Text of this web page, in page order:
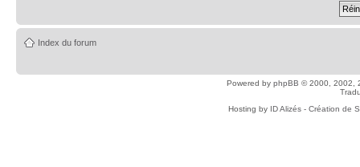
Index du forum
Powered by phpBB © 2000, 2002,
Hosting by ID Alizés - Création de